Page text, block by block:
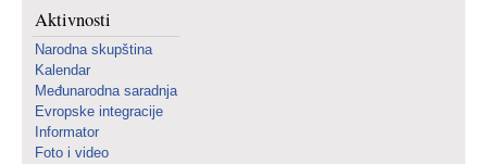
Aktivnosti
Narodna skupština
Kalendar
Međunarodna saradnja
Evropske integracije
Informator
Foto i video